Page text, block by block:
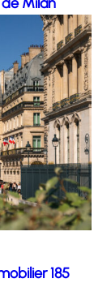
185